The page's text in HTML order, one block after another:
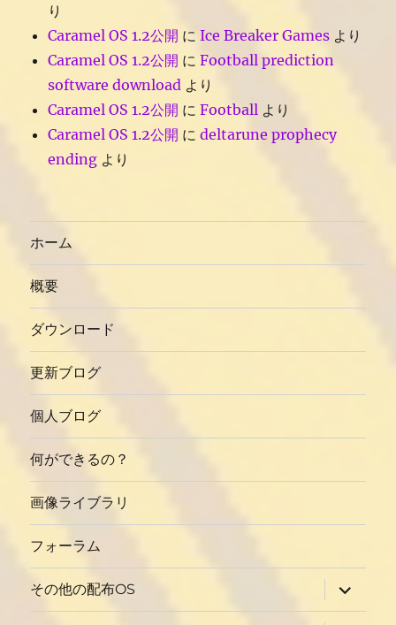
り
Caramel OS 1.2公開 にIce Breaker Games より
Caramel OS 1.2公開 にFootball prediction
software download より
Caramel OS 1.2公開 にFootball より
Caramel OS 1.2公開 にdeltarune prophecy
ending より
ホーム
概要
ダウンロード
更新ブログ
個人ブログ
何ができるの？
画像ライブラリ
フォーラム
その他の配布OS
サ
ブ
メ